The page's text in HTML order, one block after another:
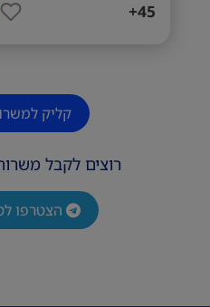
45+
קליק
רוצים לקבל
הצטרפו